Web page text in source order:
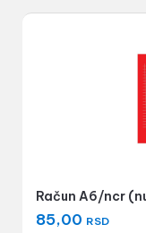
Račun A6/ncr
85,00 RSD